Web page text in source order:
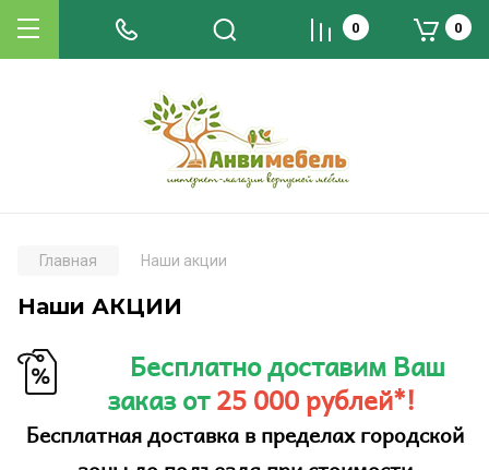
0 0
Главная Наши акции
Наши АКЦИИ
Бесплатно доставим Ваш
заказ от25 000 рублей*!
Бесплатная доставка в пределах городской